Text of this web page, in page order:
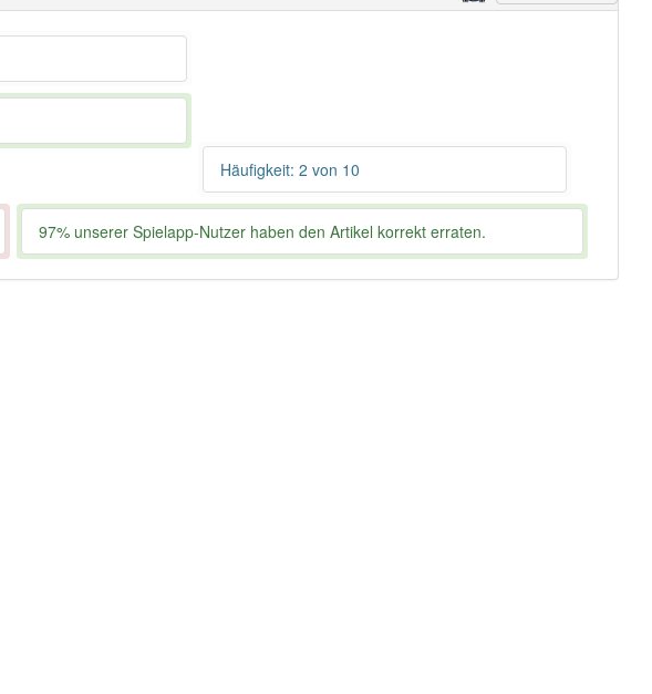
Häufigkeit: 2 von 10
97% unserer Spielapp-Nutzer haben den Artikel korrekt erraten.